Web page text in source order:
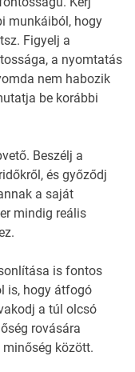
munkáiból, hogy
Figyelj a
a nyomtatás
nem habozik
be korábbi
Beszélj a
és győződj
a saját
mindig reális
is fontos
is, hogy átfogó
a túl olcsó
rovására
minőség között.